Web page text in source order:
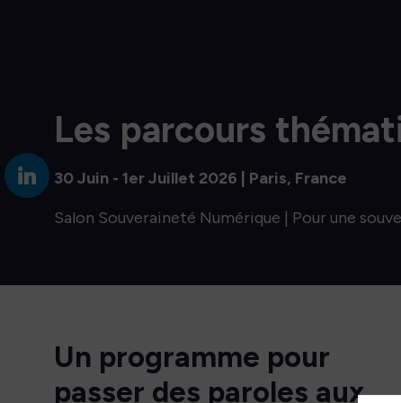
Les parcours
30 Juin - 1er Juillet 2026 | Paris, France
Salon Souveraineté Numérique | Pour une
Un programme pour
passer des paroles aux